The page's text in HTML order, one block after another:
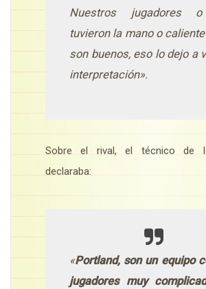
Nuestros jugadores
tuvieron la mano o
son buenos, eso lo dejo a
interpretación».
Sobre el rival, el técnico de
declaraba:
«Portland, son un equipo
jugadores muy